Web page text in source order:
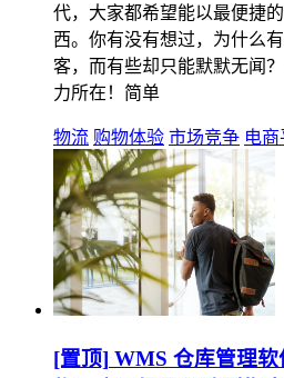
代，大家都希望能以最便捷
西。你有没有想过，为什么
客，而有些却只能默默无闻
力所在！简单
物流 购物体验 市场竞争 电商
[置顶] WMS 仓库管理